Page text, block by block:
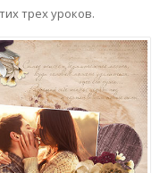
трех уроков.